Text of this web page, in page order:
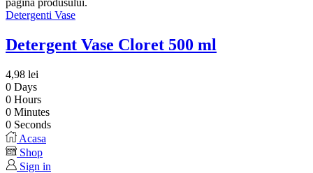
pagina produsului.
Detergenti Vase
Detergent Vase Cloret 500 ml
4,98 lei
0 Days
0 Hours
0 Minutes
0 Seconds
Acasa
Shop
Sign in